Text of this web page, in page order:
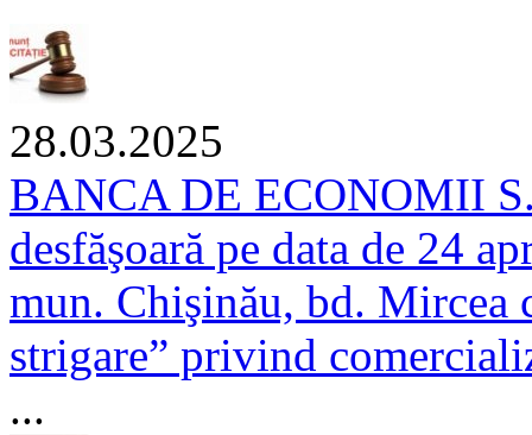
28.03.2025
BANCA DE ECONOMII
desfăşoară pe data de 24
mun. Chişinău, bd. Mircea
strigare” privind
...